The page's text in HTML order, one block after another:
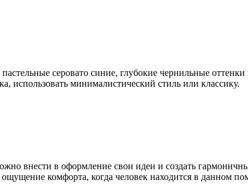
серовато синие, глубокие чернильные
использовать минималистический стиль или классику.
внести в оформление свои идеи и создать
комфорта, когда человек находится в данном